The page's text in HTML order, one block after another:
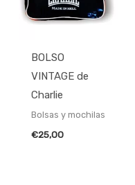
BOLSO
VINTAGE de
Charlie
Bolsas y mochilas
€25,00